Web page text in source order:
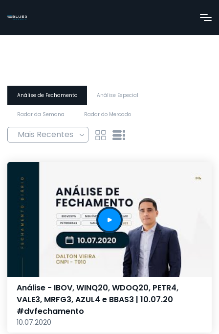
Análise de Fechamento Análise Especial
Radar da Semana Radar do Mercado
Análise - IBOV, WINQ20, WDOQ20, PETR4,
VALE3, MRFG3, AZUL4 e BBAS3 | 10.07.20
#dvfechamento
10.07.2020